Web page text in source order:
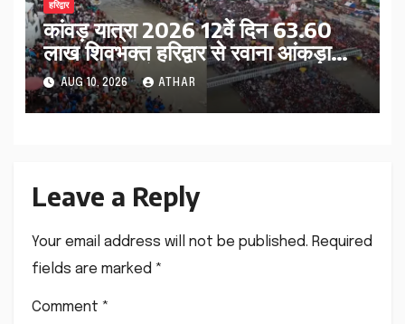
हरिद्वार
कांवड़ यात्रा 2026 12वें दिन 63.60
लाख शिवभक्त हरिद्वार से रवाना आंकड़ा
4.43 करोड़ के पार…
AUG 10, 2026 ATHAR
Leave a Reply
Your email address will not be published. Required
fields are marked *
Comment *